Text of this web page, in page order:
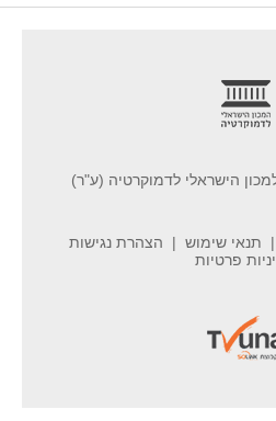
הישראלי לדמוקרטיה (ע"ר)
תנאי שימוש
הצהרת נגישות
פרטיות